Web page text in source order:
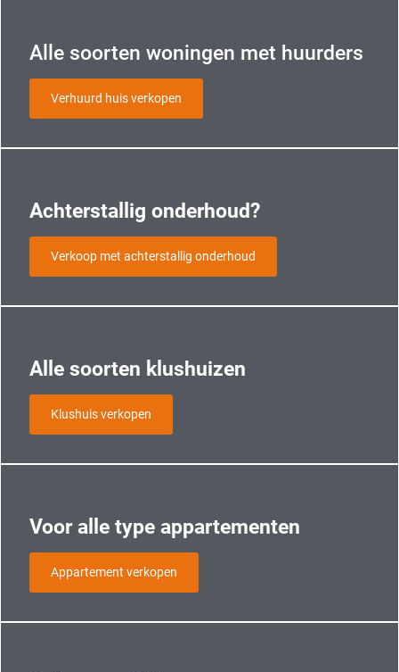
Alle soorten woningen met huurders
Verhuurd huis verkopen
Achterstallig onderhoud?
Verkoop met achterstallig onderhoud
Alle soorten klushuizen​
Klushuis verkopen
Voor alle type appartementen
Appartement verkopen